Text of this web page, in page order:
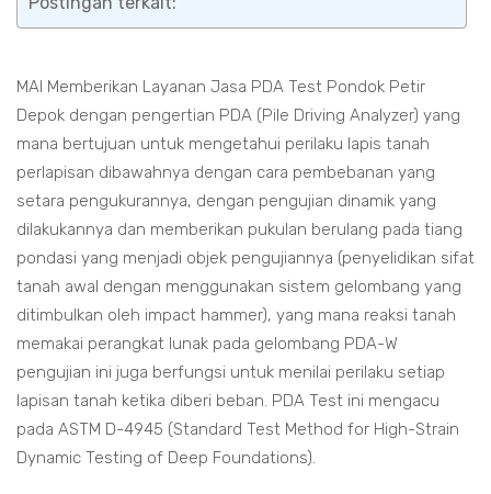
MAI Memberikan Layanan Jasa PDA Test Pondok Petir
Depok dengan pengertian PDA (Pile Driving Analyzer) yang
mana bertujuan untuk mengetahui perilaku lapis tanah
perlapisan dibawahnya dengan cara pembebanan yang
setara pengukurannya, dengan pengujian dinamik yang
dilakukannya dan memberikan pukulan berulang pada tiang
pondasi yang menjadi objek pengujiannya (penyelidikan sifat
tanah awal dengan menggunakan sistem gelombang yang
ditimbulkan oleh impact hammer), yang mana reaksi tanah
memakai perangkat lunak pada gelombang PDA-W
pengujian ini juga berfungsi untuk menilai perilaku setiap
lapisan tanah ketika diberi beban. PDA Test ini mengacu
pada ASTM D-4945 (Standard Test Method for High-Strain
Dynamic Testing of Deep Foundations).